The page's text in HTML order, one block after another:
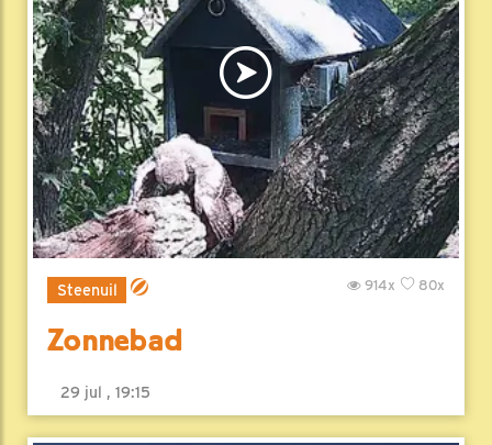
Steenuil 80x
914x
Zonnebad
29 jul , 19:15